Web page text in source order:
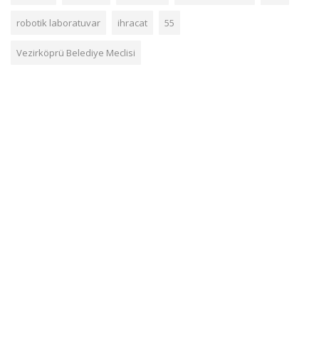
robotik laboratuvar ihracat 55
Vezirköprü Belediye Meclisi